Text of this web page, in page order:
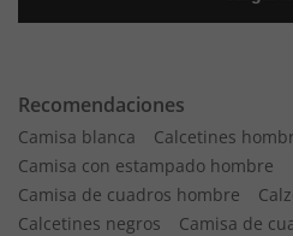
Recomendaciones
Camisa blanca Calcetines
Camisa con estampado hombre
Camisa de cuadros hombre
Calcetines negros
Camisa de